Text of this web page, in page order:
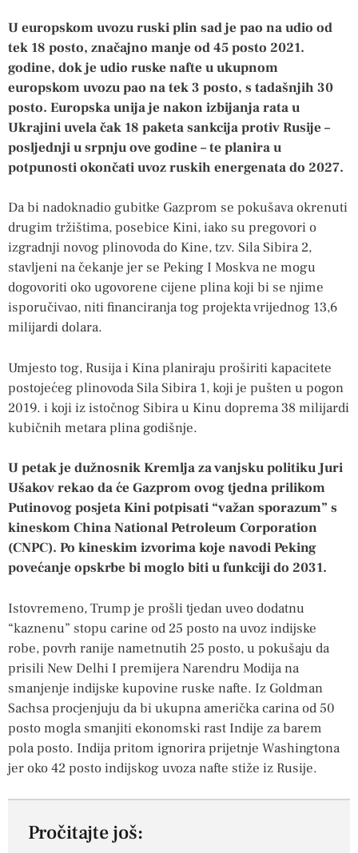
U europskom uvozu ruski plin sad je pao na udio od
tek 18 posto, značajno manje od 45 posto 2021.
godine, dok je udio ruske nafte u ukupnom
europskom uvozu pao na tek 3 posto, s tadašnjih 30
posto. Europska unija je nakon izbijanja rata u
Ukrajini uvela čak 18 paketa sankcija protiv Rusije –
posljednji u srpnju ove godine – te planira u
potpunosti okončati uvoz ruskih energenata do 2027.
Da bi nadoknadio gubitke Gazprom se pokušava okrenuti
drugim tržištima, posebice Kini, iako su pregovori o
izgradnji novog plinovoda do Kine, tzv. Sila Sibira 2,
stavljeni na čekanje jer se Peking I Moskva ne mogu
dogovoriti oko ugovorene cijene plina koji bi se njime
isporučivao, niti financiranja tog projekta vrijednog 13,6
milijardi dolara.
Umjesto tog, Rusija i Kina planiraju proširiti kapacitete
postojećeg plinovoda Sila Sibira 1, koji je pušten u pogon
2019. i koji iz istočnog Sibira u Kinu doprema 38 milijardi
kubičnih metara plina godišnje.
U petak je dužnosnik Kremlja za vanjsku politiku Juri
Ušakov rekao da će Gazprom ovog tjedna prilikom
Putinovog posjeta Kini potpisati “važan sporazum” s
kineskom China National Petroleum Corporation
(CNPC). Po kineskim izvorima koje navodi Peking
povećanje opskrbe bi moglo biti u funkciji do 2031.
Istovremeno, Trump je prošli tjedan uveo dodatnu
“kaznenu” stopu carine od 25 posto na uvoz indijske
robe, povrh ranije nametnutih 25 posto, u pokušaju da
prisili New Delhi I premijera Narendru Modija na
smanjenje indijske kupovine ruske nafte. Iz Goldman
Sachsa procjenjuju da bi ukupna američka carina od 50
posto mogla smanjiti ekonomski rast Indije za barem
pola posto. Indija pritom ignorira prijetnje Washingtona
jer oko 42 posto indijskog uvoza nafte stiže iz Rusije.
Pročitajte još: